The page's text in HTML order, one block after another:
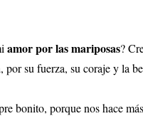
amor por las mariposas?
, por su fuerza, su coraje y la
bonito, porque nos hace más